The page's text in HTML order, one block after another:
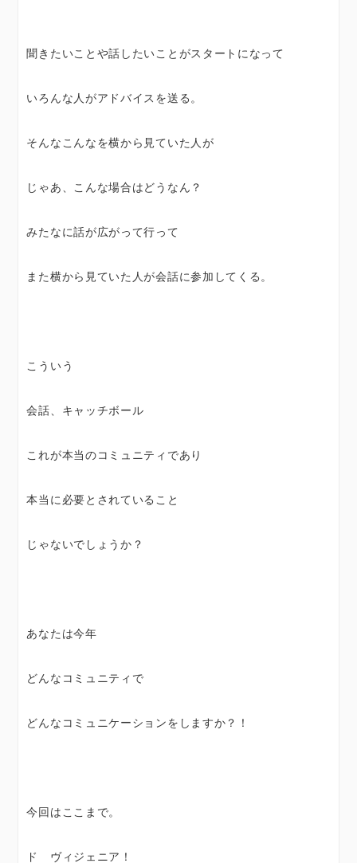
聞きたいことや話したいことがスタートになって
いろんな人がアドバイスを送る。
そんなこんなを横から見ていた人が
じゃあ、こんな場合はどうなん？
みたなに話が広がって行って
また横から見ていた人が会話に参加してくる。
こういう
会話、キャッチボール
これが本当のコミュニティであり
本当に必要とされていること
じゃないでしょうか？
あなたは今年
どんなコミュニティで
どんなコミュニケーションをしますか？！
今回はここまで。
ド ヴィジェニア！